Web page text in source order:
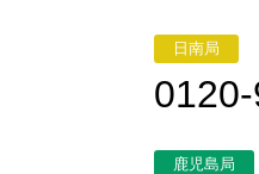
日南局
鹿児島局